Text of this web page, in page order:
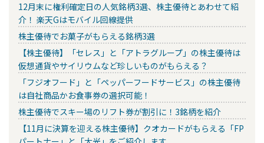
12月末に権利確定日の人気銘柄3選、株主優待とあわせて紹
介！ 楽天Gはモバイル回線提供
株主優待でお菓子がもらえる銘柄3選
【株主優待】「セレス」と「アトラグループ」の株主優待は
仮想通貨やサイリウムなど珍しいものがもらえる？
「フジオフード」と「ペッパーフードサービス」の株主優待
は自社商品かお食事券の選択可能！
株主優待でスキー場のリフト券が割引に！3銘柄を紹介
【11月に決算を迎える株主優待】クオカードがもらえる「FP